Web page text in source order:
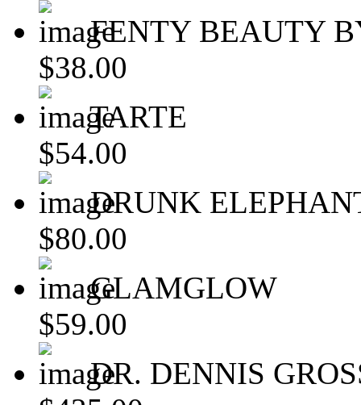
FENTY BEAUTY
$38.00
TARTE
$54.00
DRUNK
$80.00
GLAMGLOW
$59.00
DR. DENNIS